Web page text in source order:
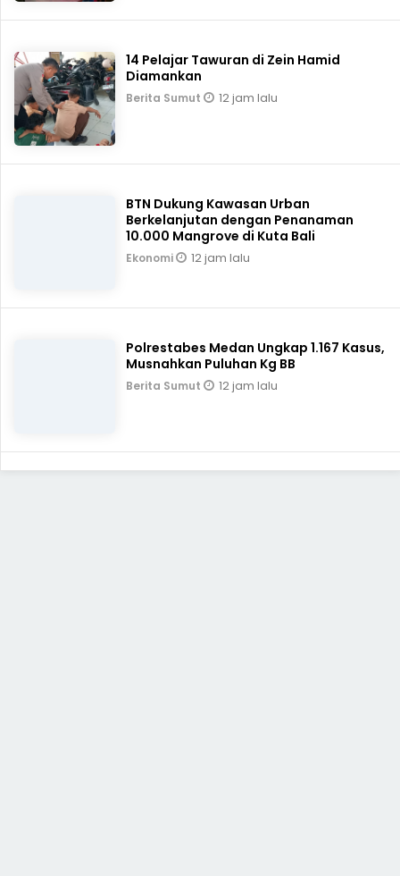
14 Pelajar Tawuran di Zein Hamid
Diamankan
Berita Sumut 12 jam lalu
BTN Dukung Kawasan Urban
Berkelanjutan dengan Penanaman
10.000 Mangrove di Kuta Bali
Ekonomi 12 jam lalu
Polrestabes Medan Ungkap 1.167 Kasus,
Musnahkan Puluhan Kg BB
Berita Sumut 12 jam lalu